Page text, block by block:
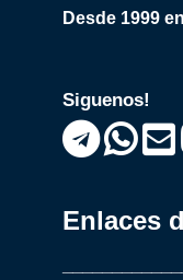
Desde 1999
Siguenos!
Enlaces